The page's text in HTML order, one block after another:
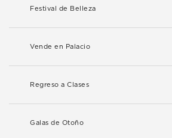
Festival de Belleza
Vende en Palacio
Regreso a Clases
Galas de Otoño